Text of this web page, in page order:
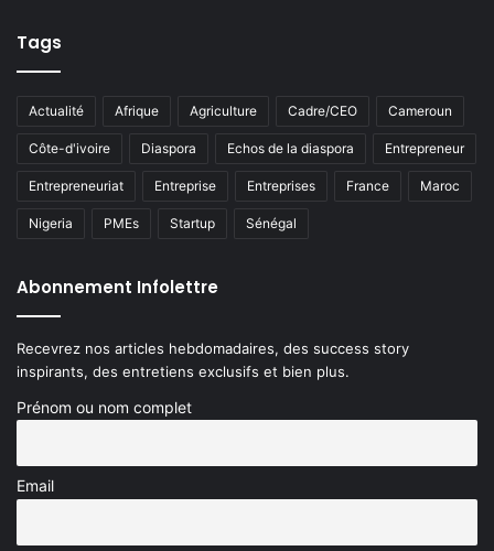
Tags
Actualité Afrique Agriculture Cadre/CEO Cameroun
Côte-d'ivoire Diaspora Echos de la diaspora Entrepreneur
Entrepreneuriat Entreprise Entreprises France Maroc
Nigeria PMEs Startup Sénégal
Abonnement Infolettre
Recevrez nos articles hebdomadaires, des success story
inspirants, des entretiens exclusifs et bien plus.
Prénom ou nom complet
Email